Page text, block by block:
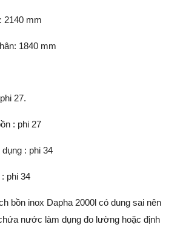
2140 mm
1840 mm
27.
: phi 27
: phi 34
phi 34
bồn inox Dapha 2000l có dung sai nên
nước làm dụng đo lường hoặc định